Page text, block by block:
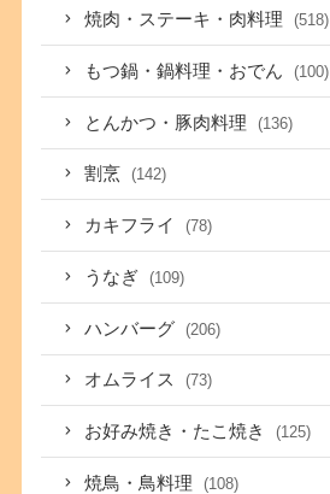
焼肉・ステーキ・肉料理 (518)
もつ鍋・鍋料理・おでん (100)
とんかつ・豚肉料理 (136)
割烹 (142)
カキフライ (78)
うなぎ (109)
ハンバーグ (206)
オムライス (73)
お好み焼き・たこ焼き (125)
焼鳥・鳥料理 (108)